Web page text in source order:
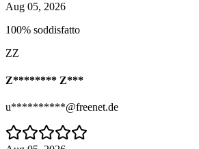
Aug 05, 2026
100% soddisfatto
ZZ
Z******** Z***
u**********@freenet.de